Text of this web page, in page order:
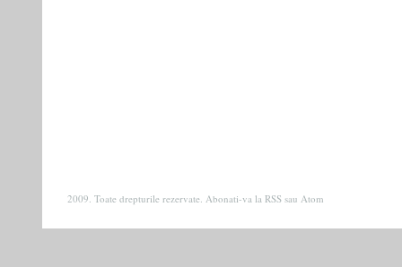
2009. Toate drepturile rezervate. Abonati-va la RSS sau Atom